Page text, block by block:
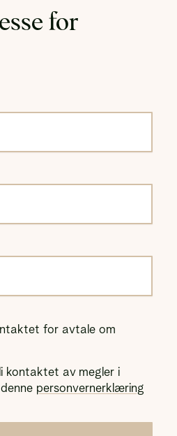
for
for avtale om
kontaktet av megler i
personvernerklæring